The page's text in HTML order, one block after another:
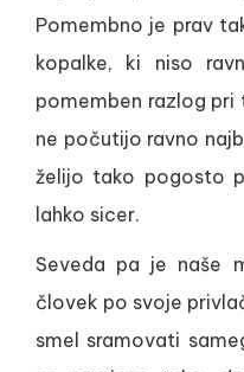
Pomembno je prav
kopalke, ki niso
pomemben razlog pri
ne počutijo ravno
želijo tako pogosto
lahko sicer.
Seveda pa je naše
človek po svoje
smel sramovati